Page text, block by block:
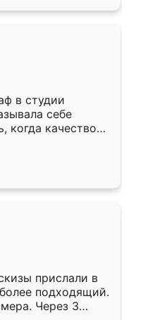
в студии
себе
когда качеством
уже почти
прислали в
подходящий.
Через 3